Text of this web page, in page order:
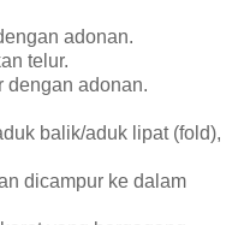
adonan.
telur.
dengan adonan.
balik/aduk lipat (fold),
dicampur ke dalam